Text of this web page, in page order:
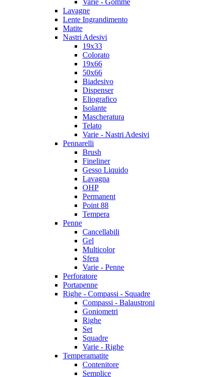
Varie - Gomme
Lavagne
Lente Ingrandimento
Matite
Nastri Adesivi
19x33
Colorato
19x66
50x66
Biadesivo
Dispenser
Eliografico
Isolante
Mascheratura
Telato
Varie - Nastri Adesivi
Pennarelli
Brush
Fineliner
Gesso Liquido
Lavagna
OHP
Permanent
Point 88
Tempera
Penne
Cancellabili
Gel
Multicolor
Sfera
Varie - Penne
Perforatore
Portapenne
Righe - Compassi - Squadre
Compassi - Balaustroni
Goniometri
Righe
Set
Squadre
Varie - Righe
Temperamatite
Contenitore
Semplice